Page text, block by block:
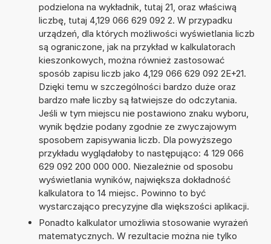
podzielona na wykładnik, tutaj 21, oraz właściwą
liczbę, tutaj 4,129 066 629 092 2. W przypadku
urządzeń, dla których możliwości wyświetlania liczb
są ograniczone, jak na przykład w kalkulatorach
kieszonkowych, można również zastosować
sposób zapisu liczb jako 4,129 066 629 092 2E+21.
Dzięki temu w szczególności bardzo duże oraz
bardzo małe liczby są łatwiejsze do odczytania.
Jeśli w tym miejscu nie postawiono znaku wyboru,
wynik będzie podany zgodnie ze zwyczajowym
sposobem zapisywania liczb. Dla powyższego
przykładu wyglądałoby to następująco: 4 129 066
629 092 200 000 000. Niezależnie od sposobu
wyświetlania wyników, największa dokładność
kalkulatora to 14 miejsc. Powinno to być
wystarczająco precyzyjne dla większości aplikacji.
Ponadto kalkulator umożliwia stosowanie wyrażeń
matematycznych. W rezultacie można nie tylko